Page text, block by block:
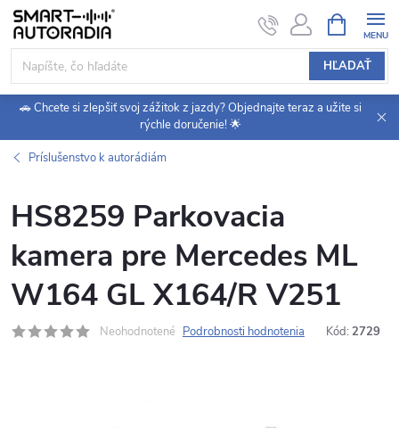
Prejsť
obsah
HĽADAŤ
KOŠÍK
🚗 Chcete si zlepšiť svoj zážitok z jazdy? Objednajte teraz a užite si
rýchle doručenie! 🌟
Príslušenstvo k autorádiám
HS8259 Parkovacia
kamera pre Mercedes ML
W164 GL X164/R V251
Neohodnotené Podrobnosti hodnotenia Kód: 2729